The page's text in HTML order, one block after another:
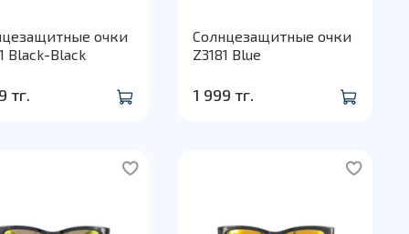
очки
Black-Black
тг.
Солнцезащитные очки
Z3181 Blue
1 999 тг.